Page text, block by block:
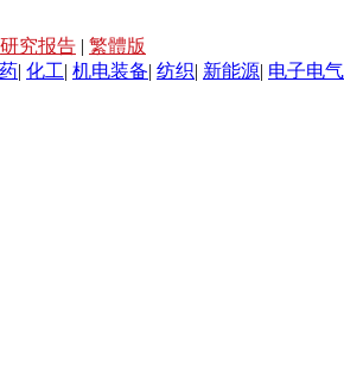
研究报告 | 繁體版
| 化工| 机电装备| 纺织| 新能源| 电子电气